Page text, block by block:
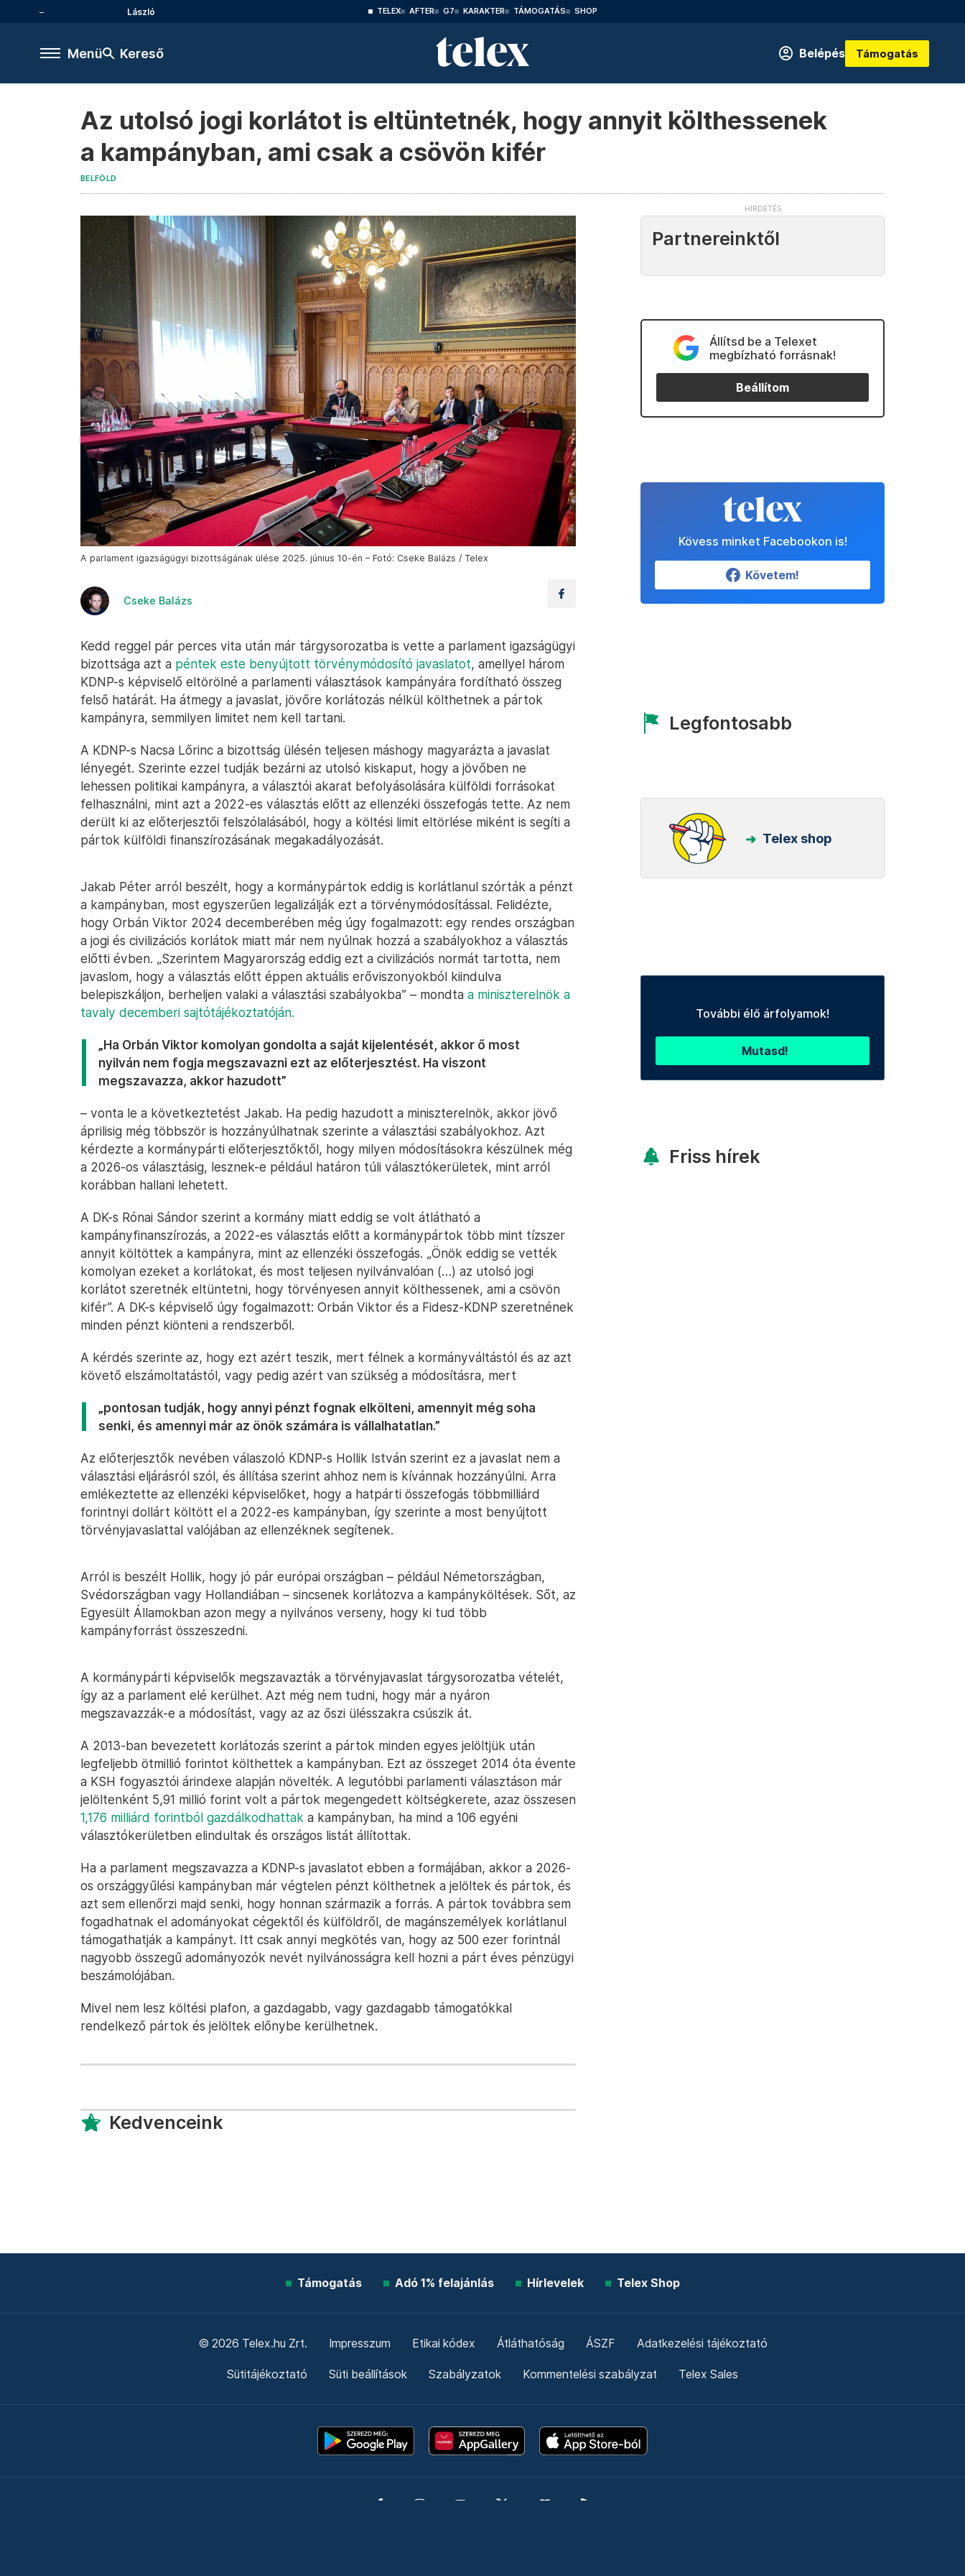
László TELEX AFTER G7 KARAKTER TÁMOGATÁS SHOP
Menü Kereső Belépés Támogatás
Az utolsó jogi korlátot is eltüntetnék, hogy annyit költhessenek
a kampányban, ami csak a csövön kifér
BELFÖLD
A parlament igazságügyi bizottságának ülése 2025. június 10-én – Fotó: Cseke Balázs / Telex
Cseke Balázs
Kedd reggel pár perces vita után már tárgysorozatba is vette a parlament igazságügyi
bizottsága azt a péntek este benyújtott törvénymódosító javaslatot, amellyel három
KDNP-s képviselő eltörölné a parlamenti választások kampányára fordítható összeg
felső határát. Ha átmegy a javaslat, jövőre korlátozás nélkül költhetnek a pártok
kampányra, semmilyen limitet nem kell tartani.
A KDNP-s Nacsa Lőrinc a bizottság ülésén teljesen máshogy magyarázta a javaslat
lényegét. Szerinte ezzel tudják bezárni az utolsó kiskaput, hogy a jövőben ne
lehessen politikai kampányra, a választói akarat befolyásolására külföldi forrásokat
felhasználni, mint azt a 2022-es választás előtt az ellenzéki összefogás tette. Az nem
derült ki az előterjesztői felszólalásából, hogy a költési limit eltörlése miként is segíti a
pártok külföldi finanszírozásának megakadályozását.
Jakab Péter arról beszélt, hogy a kormánypártok eddig is korlátlanul szórták a pénzt
a kampányban, most egyszerűen legalizálják ezt a törvénymódosítással. Felidézte,
hogy Orbán Viktor 2024 decemberében még úgy fogalmazott: egy rendes országban
a jogi és civilizációs korlátok miatt már nem nyúlnak hozzá a szabályokhoz a választás
előtti évben. „Szerintem Magyarország eddig ezt a civilizációs normát tartotta, nem
javaslom, hogy a választás előtt éppen aktuális erőviszonyokból kiindulva
belepiszkáljon, berheljen valaki a választási szabályokba” – mondta a miniszterelnök a
tavaly decemberi sajtótájékoztatóján.
„Ha Orbán Viktor komolyan gondolta a saját kijelentését, akkor ő most
nyilván nem fogja megszavazni ezt az előterjesztést. Ha viszont
megszavazza, akkor hazudott”
– vonta le a következtetést Jakab. Ha pedig hazudott a miniszterelnök, akkor jövő
áprilisig még többször is hozzányúlhatnak szerinte a választási szabályokhoz. Azt
kérdezte a kormánypárti előterjesztőktől, hogy milyen módosításokra készülnek még
a 2026-os választásig, lesznek-e például határon túli választókerületek, mint arról
korábban hallani lehetett.
A DK-s Rónai Sándor szerint a kormány miatt eddig se volt átlátható a
kampányfinanszírozás, a 2022-es választás előtt a kormánypártok több mint tízszer
annyit költöttek a kampányra, mint az ellenzéki összefogás. „Önök eddig se vették
komolyan ezeket a korlátokat, és most teljesen nyilvánvalóan (…) az utolsó jogi
korlátot szeretnék eltüntetni, hogy törvényesen annyit költhessenek, ami a csövön
kifér”. A DK-s képviselő úgy fogalmazott: Orbán Viktor és a Fidesz-KDNP szeretnének
minden pénzt kiönteni a rendszerből.
A kérdés szerinte az, hogy ezt azért teszik, mert félnek a kormányváltástól és az azt
követő elszámoltatástól, vagy pedig azért van szükség a módosításra, mert
„pontosan tudják, hogy annyi pénzt fognak elkölteni, amennyit még soha
senki, és amennyi már az önök számára is vállalhatatlan.”
Az előterjesztők nevében válaszoló KDNP-s Hollik István szerint ez a javaslat nem a
választási eljárásról szól, és állítása szerint ahhoz nem is kívánnak hozzányúlni. Arra
emlékeztette az ellenzéki képviselőket, hogy a hatpárti összefogás többmilliárd
forintnyi dollárt költött el a 2022-es kampányban, így szerinte a most benyújtott
törvényjavaslattal valójában az ellenzéknek segítenek.
Arról is beszélt Hollik, hogy jó pár európai országban – például Németországban,
Svédországban vagy Hollandiában – sincsenek korlátozva a kampányköltések. Sőt, az
Egyesült Államokban azon megy a nyilvános verseny, hogy ki tud több
kampányforrást összeszedni.
A kormánypárti képviselők megszavazták a törvényjavaslat tárgysorozatba vételét,
így az a parlament elé kerülhet. Azt még nem tudni, hogy már a nyáron
megszavazzák-e a módosítást, vagy az az őszi ülésszakra csúszik át.
A 2013-ban bevezetett korlátozás szerint a pártok minden egyes jelöltjük után
legfeljebb ötmillió forintot költhettek a kampányban. Ezt az összeget 2014 óta évente
a KSH fogyasztói árindexe alapján növelték. A legutóbbi parlamenti választáson már
jelöltenként 5,91 millió forint volt a pártok megengedett költségkerete, azaz összesen
1,176 milliárd forintból gazdálkodhattak a kampányban, ha mind a 106 egyéni
választókerületben elindultak és országos listát állítottak.
Ha a parlament megszavazza a KDNP-s javaslatot ebben a formájában, akkor a 2026-
os országgyűlési kampányban már végtelen pénzt költhetnek a jelöltek és pártok, és
azt sem ellenőrzi majd senki, hogy honnan származik a forrás. A pártok továbbra sem
fogadhatnak el adományokat cégektől és külföldről, de magánszemélyek korlátlanul
támogathatják a kampányt. Itt csak annyi megkötés van, hogy az 500 ezer forintnál
nagyobb összegű adományozók nevét nyilvánosságra kell hozni a párt éves pénzügyi
beszámolójában.
Mivel nem lesz költési plafon, a gazdagabb, vagy gazdagabb támogatókkal
rendelkező pártok és jelöltek előnybe kerülhetnek.
Kedvenceink
Partnereinktől
Állítsd be a Telexet
megbízható forrásnak!
Beállítom
Kövess minket Facebookon is!
Követem!
Legfontosabb
Telex shop
További élő árfolyamok!
Mutasd!
Friss hírek
Támogatás Adó 1% felajánlás Hírlevelek Telex Shop
© 2026 Telex.hu Zrt. Impresszum Etikai kódex Átláthatóság ÁSZF Adatkezelési tájékoztató
Sütitájékoztató Süti beállítások Szabályzatok Kommentelési szabályzat Telex Sales